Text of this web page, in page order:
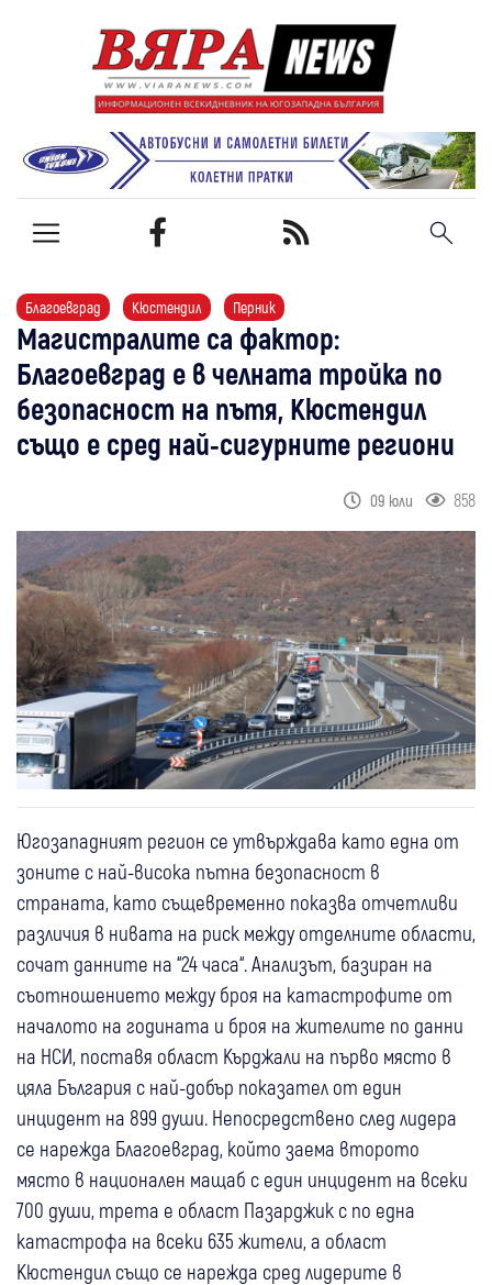
Благоевград Кюстендил Перник
Магистралите са фактор:
Благоевград е в челната тройка по
безопасност на пътя, Кюстендил
също е сред най-сигурните региони
09 юли 858
Югозападният регион се утвърждава като една от
зоните с най-висока пътна безопасност в
страната, като същевременно показва отчетливи
различия в нивата на риск между отделните области,
сочат данните на “24 часа“. Анализът, базиран на
съотношението между броя на катастрофите от
началото на годината и броя на жителите по данни
на НСИ, поставя област Кърджали на първо място в
цяла България с най-добър показател от един
инцидент на 899 души. Непосредствено след лидера
се нарежда Благоевград, който заема второто
място в национален мащаб с един инцидент на всеки
700 души, трета е област Пазарджик с по една
катастрофа на всеки 635 жители, а област
Кюстендил също се нарежда сред лидерите в